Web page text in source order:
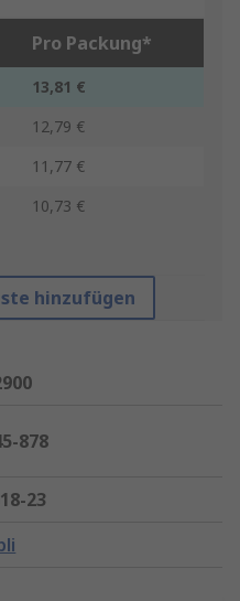
Pro Packung*
13,81 €
12,79 €
11,77 €
10,73 €
hinzufügen
878
23